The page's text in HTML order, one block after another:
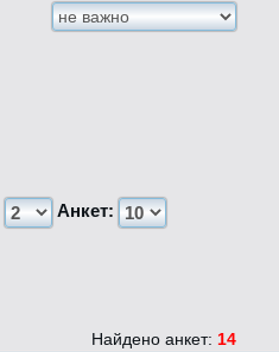
Анкет:
Найдено анкет: 14